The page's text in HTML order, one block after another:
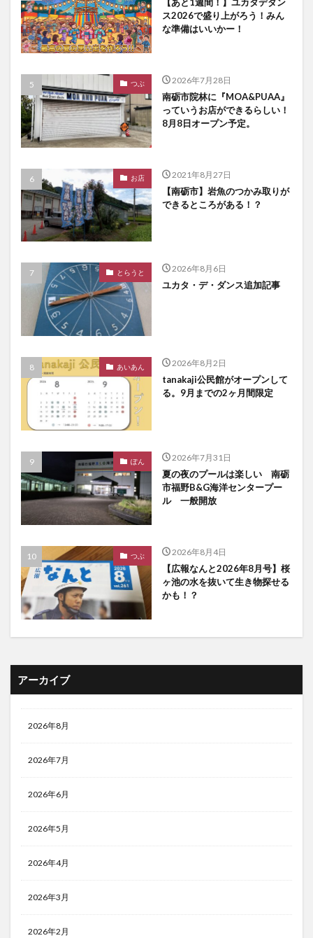
ス2026で盛り上がろう！みん
な準備はいいかー！
つぶ 2026年7月28日
南砺市院林に『MOA&PUAA』
っていうお店ができるらしい！
8月8日オープン予定。
お店 2021年8月27日
【南砺市】岩魚のつかみ取りが
できるところがある！？
とらうと 2026年8月6日
ユカタ・デ・ダンス追加記事
あいあん 2026年8月2日
tanakaji公民館がオープンして
る。9月までの2ヶ月間限定
ぽん 2026年7月31日
夏の夜のプールは楽しい 南砺
市福野B&G海洋センタープー
ル 一般開放
つぶ 2026年8月4日
【広報なんと2026年8月号】桜
ヶ池の水を抜いて生き物探せる
かも！？
アーカイブ
2026年8月
2026年7月
2026年6月
2026年5月
2026年4月
2026年3月
2026年2月